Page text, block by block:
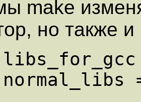
make
но также